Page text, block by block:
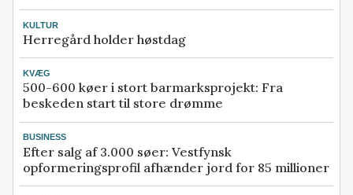
KULTUR
Herregård holder høstdag
KVÆG
500-600 køer i stort barmarksprojekt: Fra
beskeden start til store drømme
BUSINESS
Efter salg af 3.000 søer: Vestfynsk
opformeringsprofil afhænder jord for 85 millioner